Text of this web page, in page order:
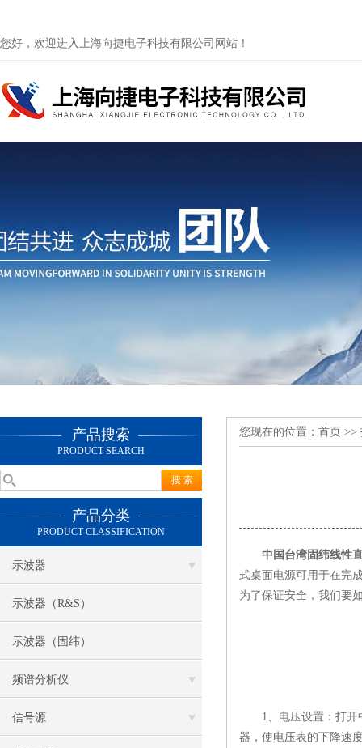
您好，欢迎进入上海向捷电子科技有限公司网站！
产品搜索
PRODUCT SEARCH
产品分类
PRODUCT CLASSIFICATION
示波器
示波器（R&S）
示波器（固纬）
频谱分析仪
信号源
您现在的位置： 首页 >>
中国台湾固纬线性
式桌面电源可用于在完
为了保证安全，我们要
1、电压设置：打开中
器，使电压表的下降速